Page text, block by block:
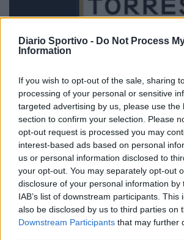
Diario Sportivo - Do Not Process
Information
If you wish to opt-out of the sale, sharing
processing of your personal or sensitive
targeted advertising by us, please use the
section to confirm your selection. Please
opt-out request is processed you may
interest-based ads based on personal
us or personal information disclosed to
your opt-out. You may separately opt-out
disclosure of your personal information by
IAB’s list of downstream participants. This
also be disclosed by us to third parties on
Downstream Participants that may further
Coppa Italia: Spezia-Torres
16 alle 18
4 Ago 2026
Slitta di un giorno l'esordio stagionale della
infatti, ha reso noto che la gara in casa dello